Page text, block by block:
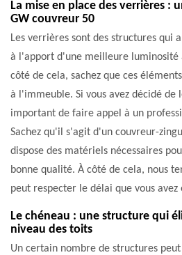
La mise en place des verrières :
GW couvreur 50
Les verrières sont des structures qui
à l'apport d'une meilleure luminosité
côté de cela, sachez que ces
à l'immeuble. Si vous avez décidé
important de faire appel à un
Sachez qu'il s'agit d'un couvreur-
dispose des matériels nécessaires
bonne qualité. À côté de cela, nous
peut respecter le délai que vous
Le chéneau : une structure qui
niveau des toits
Un certain nombre de structures